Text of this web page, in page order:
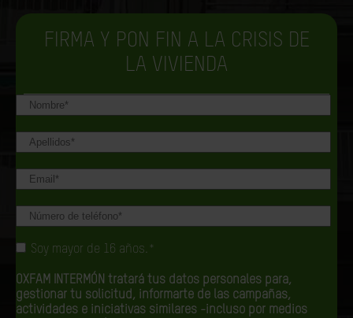
FIRMA Y PON FIN A LA CRISIS DE
LA VIVIENDA
Soy mayor de 16 años.*
OXFAM INTERMÓN tratará tus datos personales para,
gestionar tu solicitud, informarte de las campañas,
actividades e iniciativas similares -incluso por medios